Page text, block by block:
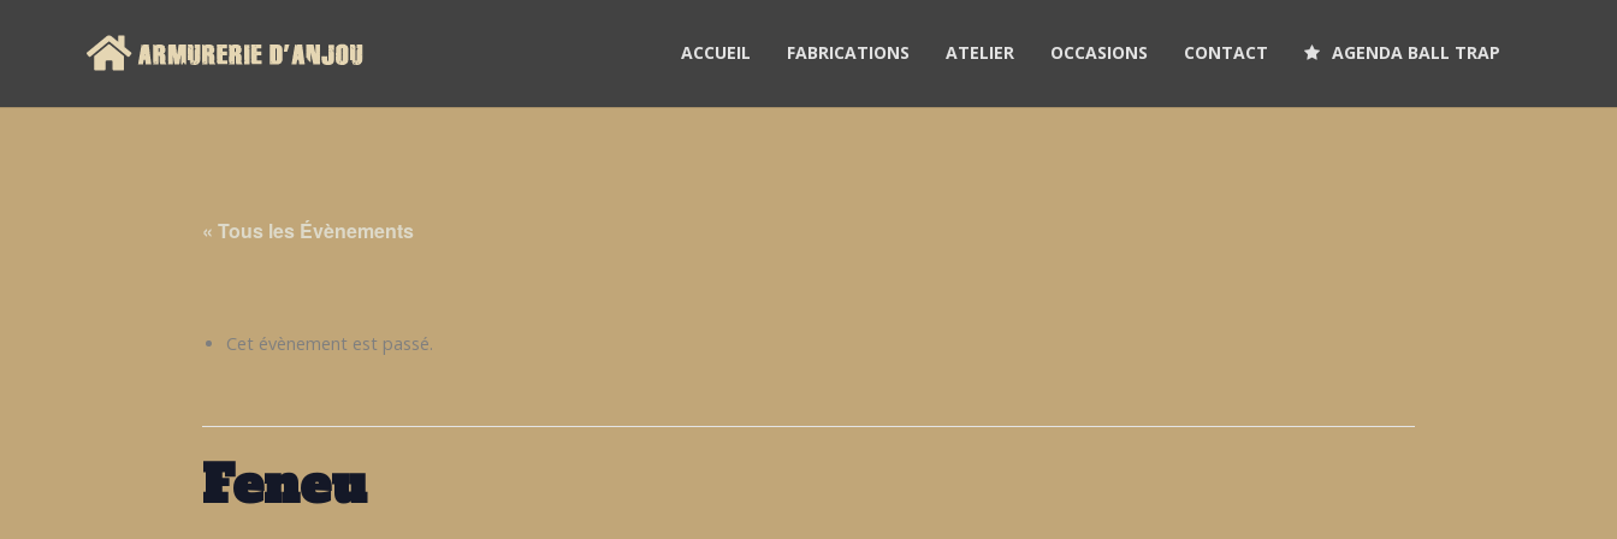
ACCUEIL FABRICATIONS ATELIER OCCASIONS CONTACT AGENDA BALL TRAP
« Tous les Évènements
Cet évènement est passé.
Feneu